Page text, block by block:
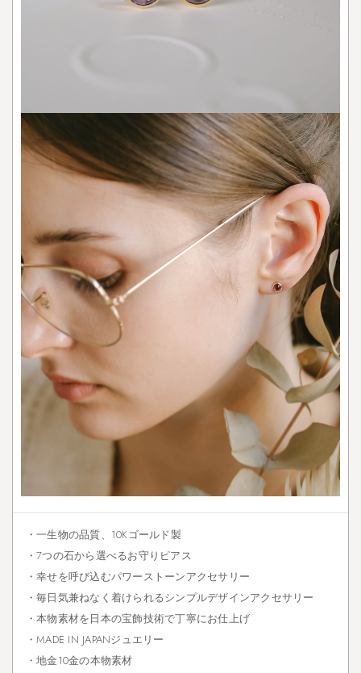
・一生物の品質、10Kゴールド製
・7つの石から選べるお守りピアス
・幸せを呼び込むパワーストーンアクセサリー
・毎日気兼ねなく着けられるシンプルデザインアクセサリー
・本物素材を日本の宝飾技術で丁寧にお仕上げ
・MADE IN JAPANジュエリー
・地金10金の本物素材